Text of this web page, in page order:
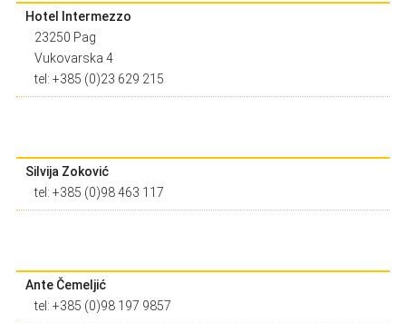
Hotel Intermezzo
23250 Pag
Vukovarska 4
tel: +385 (0)23 629 215
Silvija Zoković
tel: +385 (0)98 463 117
Ante Čemeljić
tel: +385 (0)98 197 9857